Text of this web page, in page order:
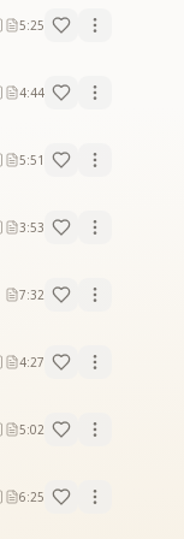
5:25
4:44
5:51
3:53
7:32
4:27
5:02
6:25